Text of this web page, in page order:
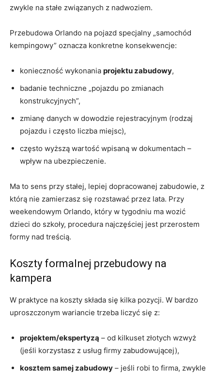
zwykle na stałe związanych z nadwoziem.
Przebudowa Orlando na pojazd specjalny „samochód
kempingowy” oznacza konkretne konsekwencje:
konieczność wykonania projektu zabudowy,
badanie techniczne „pojazdu po zmianach
konstrukcyjnych”,
zmianę danych w dowodzie rejestracyjnym (rodzaj
pojazdu i często liczba miejsc),
często wyższą wartość wpisaną w dokumentach –
wpływ na ubezpieczenie.
Ma to sens przy stałej, lepiej dopracowanej zabudowie, z
którą nie zamierzasz się rozstawać przez lata. Przy
weekendowym Orlando, który w tygodniu ma wozić
dzieci do szkoły, procedura najczęściej jest przerostem
formy nad treścią.
Koszty formalnej przebudowy na
kampera
W praktyce na koszty składa się kilka pozycji. W bardzo
uproszczonym wariancie trzeba liczyć się z:
projektem/ekspertyzą – od kilkuset złotych wzwyż
(jeśli korzystasz z usług firmy zabudowującej),
kosztem samej zabudowy – jeśli robi to firma, zwykle